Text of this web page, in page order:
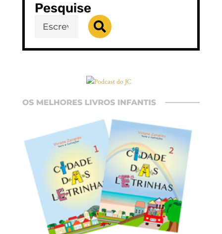
Pesquise